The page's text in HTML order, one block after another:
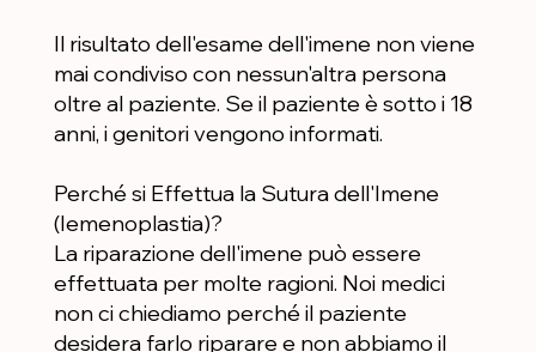
Il risultato dell'esame dell'imene non viene
mai condiviso con nessun'altra persona
oltre al paziente. Se il paziente è sotto i 18
anni, i genitori vengono informati.
Perché si Effettua la Sutura dell'Imene
(Iemenoplastia)?
La riparazione dell'imene può essere
effettuata per molte ragioni. Noi medici
non ci chiediamo perché il paziente
desidera farlo riparare e non abbiamo il